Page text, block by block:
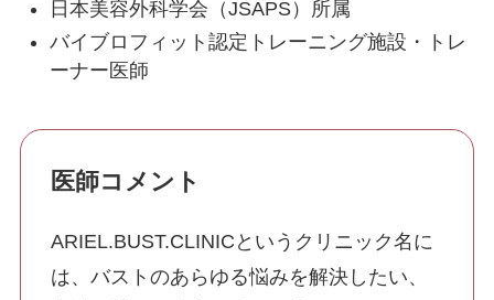
豊胸手術
24時間受付 LINEから予約する
24時間受付
052-551-8887
日本美容外科学会（JSAPS）所属
バイブロフィット認定トレーニング施設・トレ
ーナー医師
医師コメント
ARIEL.BUST.CLINICというクリニック名に
は、バストのあらゆる悩みを解決したい、